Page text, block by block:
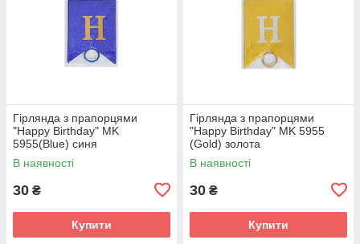
Гірлянда з прапорцями
"Happy Birthday" MK
5955(Blue) синя
В наявності
30 ₴
Купити
Гірлянда з прапорцями
"Happy Birthday" MK 5955
(Gold) золота
В наявності
30 ₴
Купити